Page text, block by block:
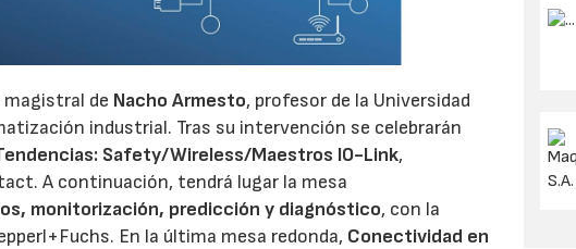
de Nacho Armesto, profesor de la Universidad
industrial. Tras su intervención se celebrarán
Safety/Wireless/Maestros IO-Link,
A continuación, tendrá lugar la mesa
monitorización, predicción y diagnóstico, con la
En la última mesa redonda, Conectividad en